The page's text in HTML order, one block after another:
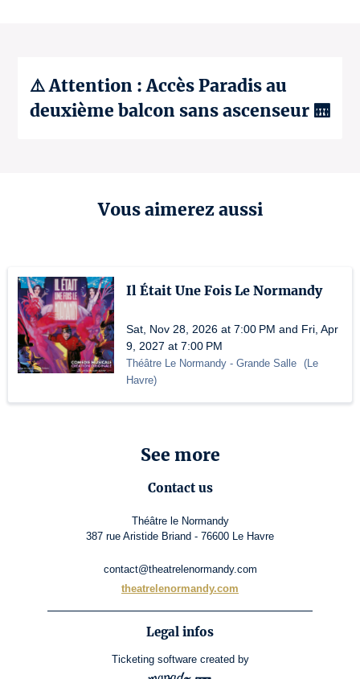
⚠️ Attention : Accès Paradis au
deuxième balcon sans ascenseur 🛗
Vous aimerez aussi
Il Était Une Fois Le Normandy
Sat, Nov 28, 2026 at 7:00 PM and Fri, Apr
9, 2027 at 7:00 PM
Théâtre Le Normandy - Grande Salle (Le
Havre)
See more
Contact us
Théâtre le Normandy
387 rue Aristide Briand - 76600 Le Havre
contact@theatrelenormandy.com
theatrelenormandy.com
Legal infos
Ticketing software created by